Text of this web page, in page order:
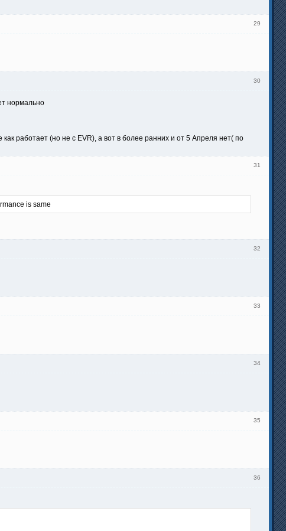
29
30
нормально
работает (но не с EVR), а вот в более ранних и от 5 Апреля нет( по
31
is same
32
33
34
35
36